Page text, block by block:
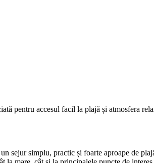
pentru accesul facil la plajă și atmosfera
sejur simplu, practic și foarte aproape de